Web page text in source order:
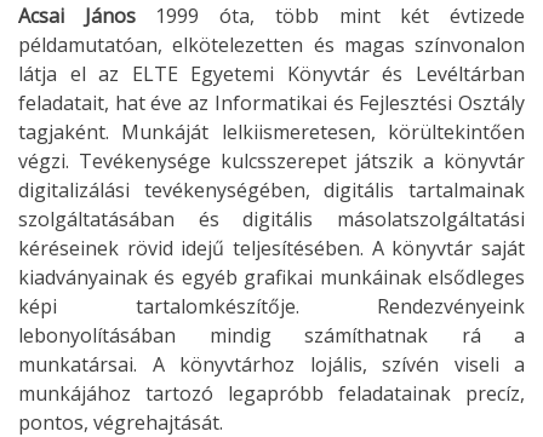
Acsai János1999 óta, több mint két évtizede
példamutatóan, elkötelezetten és magas színvonalon
látja el az ELTE Egyetemi Könyvtár és Levéltárban
feladatait, hat éve az Informatikai és Fejlesztési Osztály
tagjaként. Munkáját lelkiismeretesen, körültekintően
végzi. Tevékenysége kulcsszerepet játszik a könyvtár
digitalizálási tevékenységében, digitális tartalmainak
szolgáltatásában és digitális másolatszolgáltatási
kéréseinek rövid idejű teljesítésében. A könyvtár saját
kiadványainak és egyéb grafikai munkáinak elsődleges
képi tartalomkészítője. Rendezvényeink
lebonyolításában mindig számíthatnak rá a
munkatársai. A könyvtárhoz lojális, szívén viseli a
munkájához tartozó legapróbb feladatainak precíz,
pontos, végrehajtását.